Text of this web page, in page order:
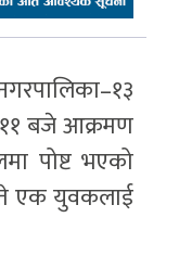
११ बजे आक्रमण
पोष्ट भएको
एक युवकलाई